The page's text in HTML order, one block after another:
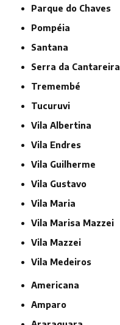
Parque do Chaves
Pompéia
Santana
Serra da Cantareira
Tremembé
Tucuruvi
Vila Albertina
Vila Endres
Vila Guilherme
Vila Gustavo
Vila Maria
Vila Marisa Mazzei
Vila Mazzei
Vila Medeiros
Americana
Amparo